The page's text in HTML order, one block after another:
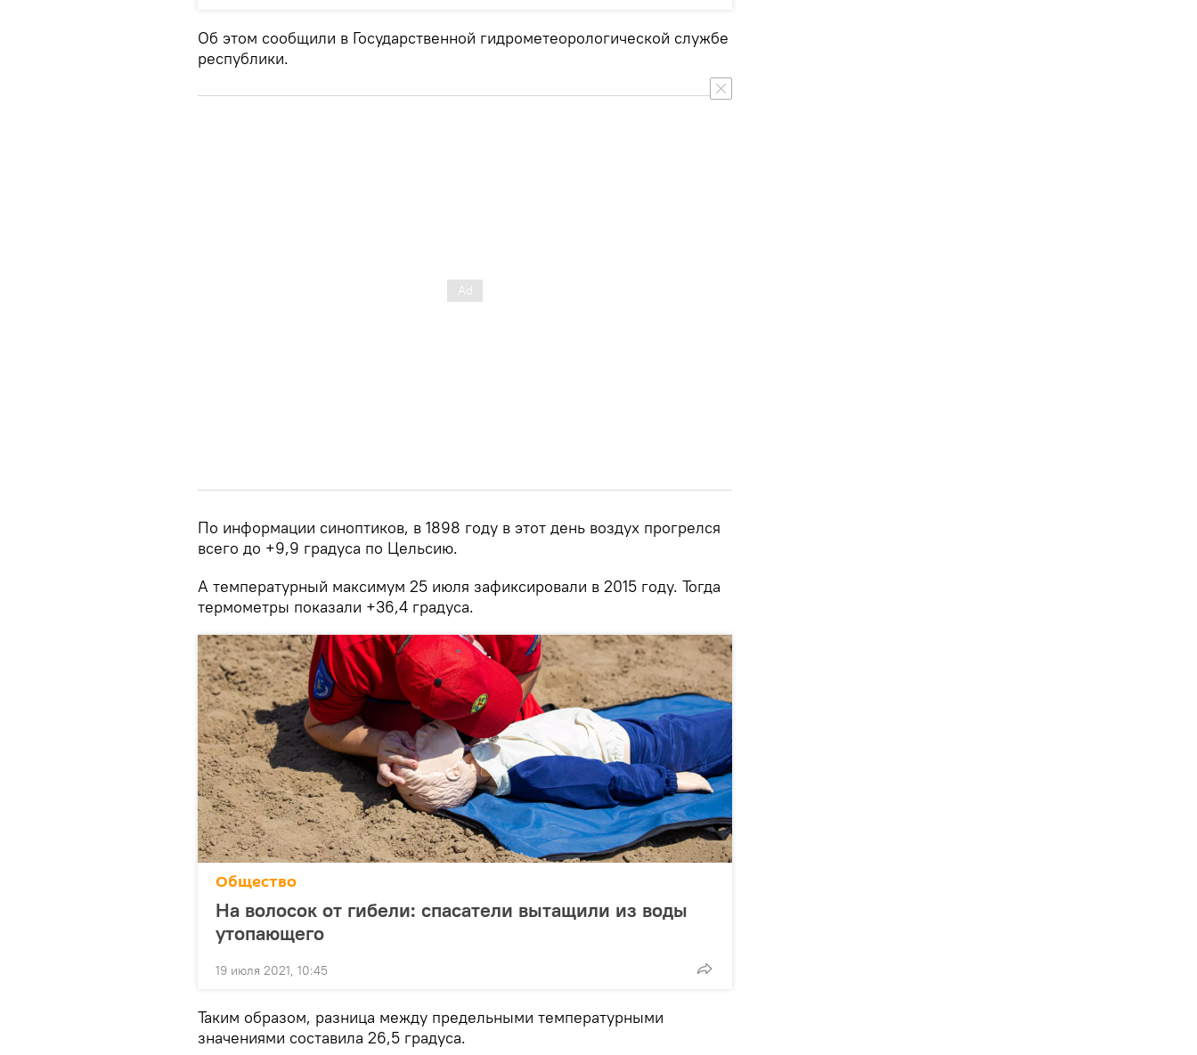
Об этом сообщили в Государственной гидрометеорологической службе
республики.
По информации синоптиков, в 1898 году в этот день воздух прогрелся
всего до +9,9 градуса по Цельсию.
А температурный максимум 25 июля зафиксировали в 2015 году. Тогда
термометры показали +36,4 градуса.
Общество
На волосок от гибели: спасатели вытащили из воды
утопающего
19 июля 2021, 10:45
Таким образом, разница между предельными температурными
значениями составила 26,5 градуса.